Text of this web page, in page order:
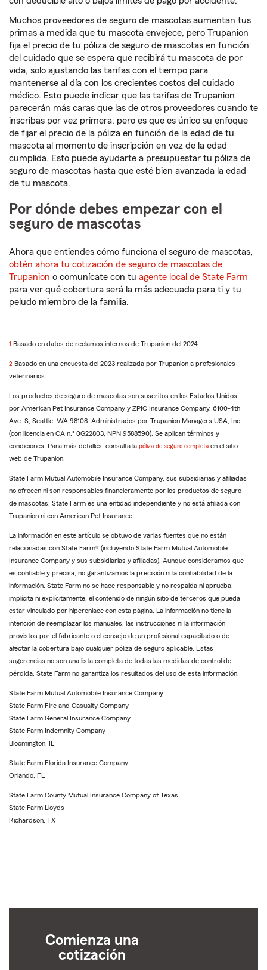
Muchos proveedores de seguro de mascotas aumentan tus
primas a medida que tu mascota envejece, pero Trupanion
fija el precio de tu póliza de seguro de mascotas en función
del cuidado que se espera que recibirá tu mascota de por
vida, solo ajustando las tarifas con el tiempo para
mantenerse al día con los crecientes costos del cuidado
médico. Esto puede indicar que las tarifas de Trupanion
parecerán más caras que las de otros proveedores cuando te
inscribas por vez primera, pero es que es único su enfoque
de fijar el precio de la póliza en función de la edad de tu
mascota al momento de inscripción en vez de la edad
cumplida. Esto puede ayudarte a presupuestar tu póliza de
seguro de mascotas hasta que esté bien avanzada la edad
de tu mascota.
Por dónde debes empezar con el
seguro de mascotas
Ahora que entiendes cómo funciona el seguro de mascotas,
obtén ahora tu cotización de seguro de mascotas de
Trupanion o comunícate con tu agente local de State Farm
para ver qué cobertura será la más adecuada para ti y tu
peludo miembro de la familia.
regresar
1 Basado en datos de reclamos internos de Trupanion del 2024.
regresar
a
referencia
2 Basado en una encuesta del 2023 realizada por Trupanion a profesionales
veterinarios.
Los productos de seguro de mascotas son suscritos en los Estados Unidos
por American Pet Insurance Company y ZPIC Insurance Company, 6100-4th
Ave. S, Seattle, WA 98108. Administrados por Trupanion Managers USA, Inc.
(con licencia en CA n.° 0G22803, NPN 9588590). Se aplican términos y
condiciones. Para más detalles, consulta la póliza de seguro completa en el sitio
web de Trupanion.
State Farm Mutual Automobile Insurance Company, sus subsidiarias y afiliadas
no ofrecen ni son responsables financieramente por los productos de seguro
de mascotas. State Farm es una entidad independiente y no está afiliada con
Trupanion ni con American Pet Insurance.
La información en este artículo se obtuvo de varias fuentes que no están
relacionadas con State Farm® (incluyendo State Farm Mutual Automobile
Insurance Company y sus subsidiarias y afiliadas). Aunque consideramos que
es confiable y precisa, no garantizamos la precisión ni la confiabilidad de la
información. State Farm no se hace responsable y no respalda ni aprueba,
implícita ni explícitamente, el contenido de ningún sitio de terceros que pueda
estar vinculado por hiperenlace con esta página. La información no tiene la
intención de reemplazar los manuales, las instrucciones ni la información
provistos por el fabricante o el consejo de un profesional capacitado o de
afectar la cobertura bajo cualquier póliza de seguro aplicable. Estas
sugerencias no son una lista completa de todas las medidas de control de
pérdida. State Farm no garantiza los resultados del uso de esta información.
State Farm Mutual Automobile Insurance Company
State Farm Fire and Casualty Company
State Farm General Insurance Company
State Farm Indemnity Company
Bloomington, IL
State Farm Florida Insurance Company
Orlando, FL
State Farm County Mutual Insurance Company of Texas
State Farm Lloyds
Richardson, TX
Comienza una
cotización